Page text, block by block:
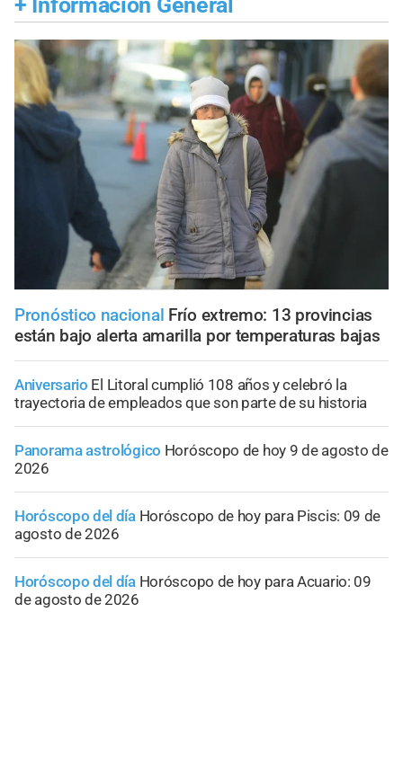
Pronóstico nacional Frío extremo: 13 provincias
están bajo alerta amarilla por temperaturas bajas
Aniversario El Litoral cumplió 108 años y celebró la
trayectoria de empleados que son parte de su historia
Panorama astrológico Horóscopo de hoy 9 de agosto de
2026
Horóscopo del día Horóscopo de hoy para Piscis: 09 de
agosto de 2026
Horóscopo del día Horóscopo de hoy para Acuario: 09
de agosto de 2026